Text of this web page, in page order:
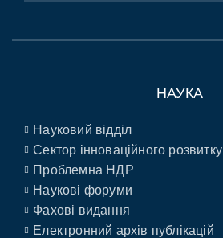
НАУКА
Науковий відділ
Сектор інноваційного розвитку
Проблемна НДР
Наукові форуми
Фахові видання
Електронний архів публікацій